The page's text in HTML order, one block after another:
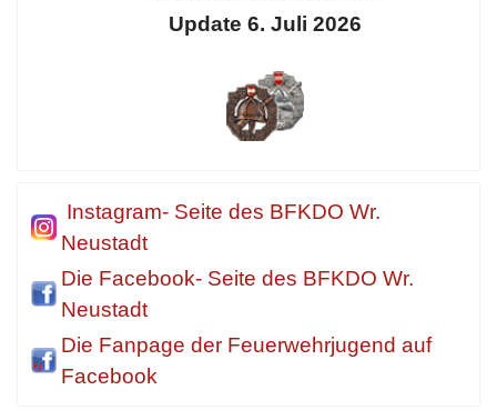
Update 6. Juli 2026
Instagram- Seite des BFKDO Wr.
Neustadt
Die Facebook- Seite des BFKDO Wr.
Neustadt
Die Fanpage der Feuerwehrjugend auf
Facebook